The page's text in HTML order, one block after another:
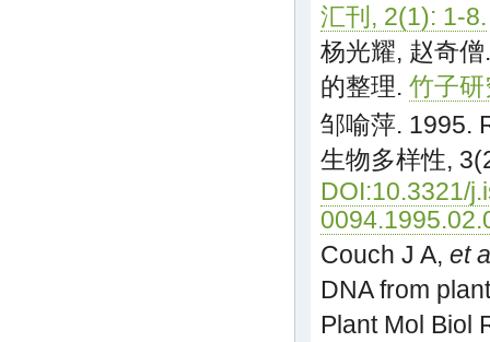
汇刊, 2(1): 1-8.
杨光耀, 赵奇
的整理. 竹子
邹喻萍. 1995.
生物多样性,
DOI:10.3321/
Couch J A, et
DNA from
Plant Mol Biol